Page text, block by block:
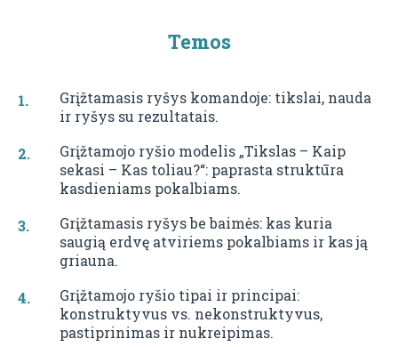
Temos
Grįžtamasis ryšys komandoje: tikslai, nauda
ir ryšys su rezultatais.
Grįžtamojo ryšio modelis „Tikslas – Kaip
sekasi – Kas toliau?“: paprasta struktūra
kasdieniams pokalbiams.
Grįžtamasis ryšys be baimės: kas kuria
saugią erdvę atviriems pokalbiams ir kas ją
griauna.
Grįžtamojo ryšio tipai ir principai:
konstruktyvus vs. nekonstruktyvus,
pastiprinimas ir nukreipimas.